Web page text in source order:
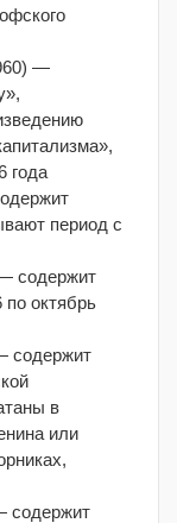
—
года
период с
содержит
октябрь
содержит
в
или
содержит